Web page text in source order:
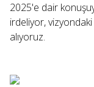
2025'e dair
irdeliyor,
alıyoruz.